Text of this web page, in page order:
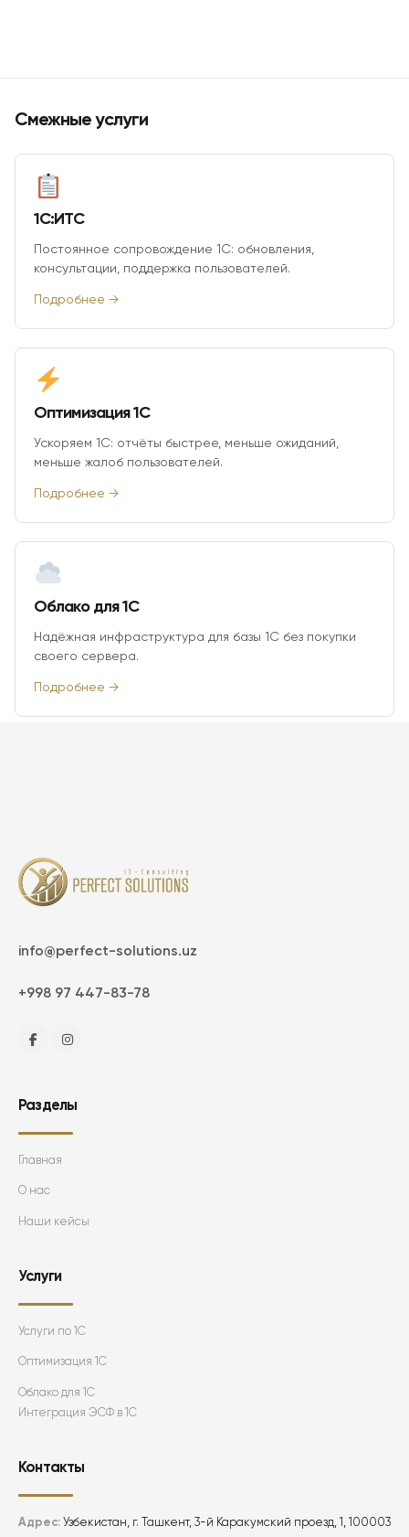
Смежные услуги
1С:ИТС
Постоянное сопровождение 1С: обновления,
консультации, поддержка пользователей.
Подробнее →
Оптимизация 1С
Ускоряем 1С: отчёты быстрее, меньше ожиданий,
меньше жалоб пользователей.
Подробнее →
Облако для 1С
Надёжная инфраструктура для базы 1С без покупки
своего сервера.
Подробнее →
info@perfect-solutions.uz
+998 97 447-83-78
Разделы
Главная
О нас
Наши кейсы
Услуги
Услуги по 1С
Оптимизация 1С
Облако для 1С
Интеграция ЭСФ в 1С
Контакты
Адрес: Узбекистан, г. Ташкент, 3-й Каракумский проезд, 1, 100003